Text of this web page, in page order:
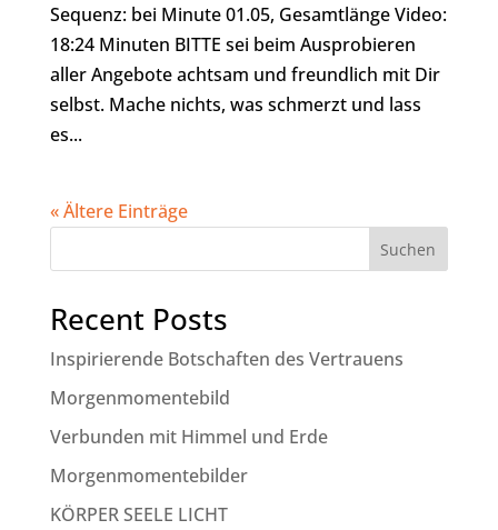
Sequenz: bei Minute 01.05, Gesamtlänge Video:
18:24 Minuten BITTE sei beim Ausprobieren
aller Angebote achtsam und freundlich mit Dir
selbst. Mache nichts, was schmerzt und lass
es...
« Ältere Einträge
Suchen
Recent Posts
Inspirierende Botschaften des Vertrauens
Morgenmomentebild
Verbunden mit Himmel und Erde
Morgenmomentebilder
KÖRPER SEELE LICHT